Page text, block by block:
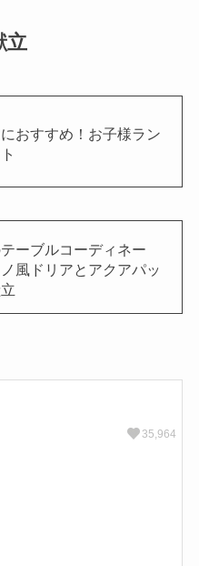
立
おすすめ！お子様ラン
ーブルコーディネー
ノ風ドリアとアクアパッ